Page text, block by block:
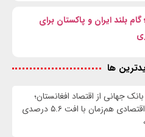
بلند ایران و پاکستان برای
ها
جهانی از اقتصاد افغانستان؛
تداوم رشد اقتصادی هم‌زمان با افت ۵.۶ درصدی